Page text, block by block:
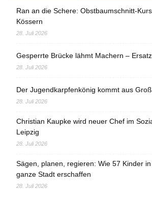
Ran an die Schere: Obstbaumschnitt-
Kössern
28. Juli 2026
Gesperrte Brücke lähmt Machern –
28. Juli 2026
Der Jugendkarpfenkönig kommt aus
28. Juli 2026
Christian Kaupke wird neuer Chef im
Leipzig
28. Juli 2026
Sägen, planen, regieren: Wie 57 Kinder
ganze Stadt erschaffen
28. Juli 2026